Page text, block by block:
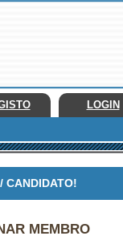
LOGIN
CANDIDATO!
MEMBRO